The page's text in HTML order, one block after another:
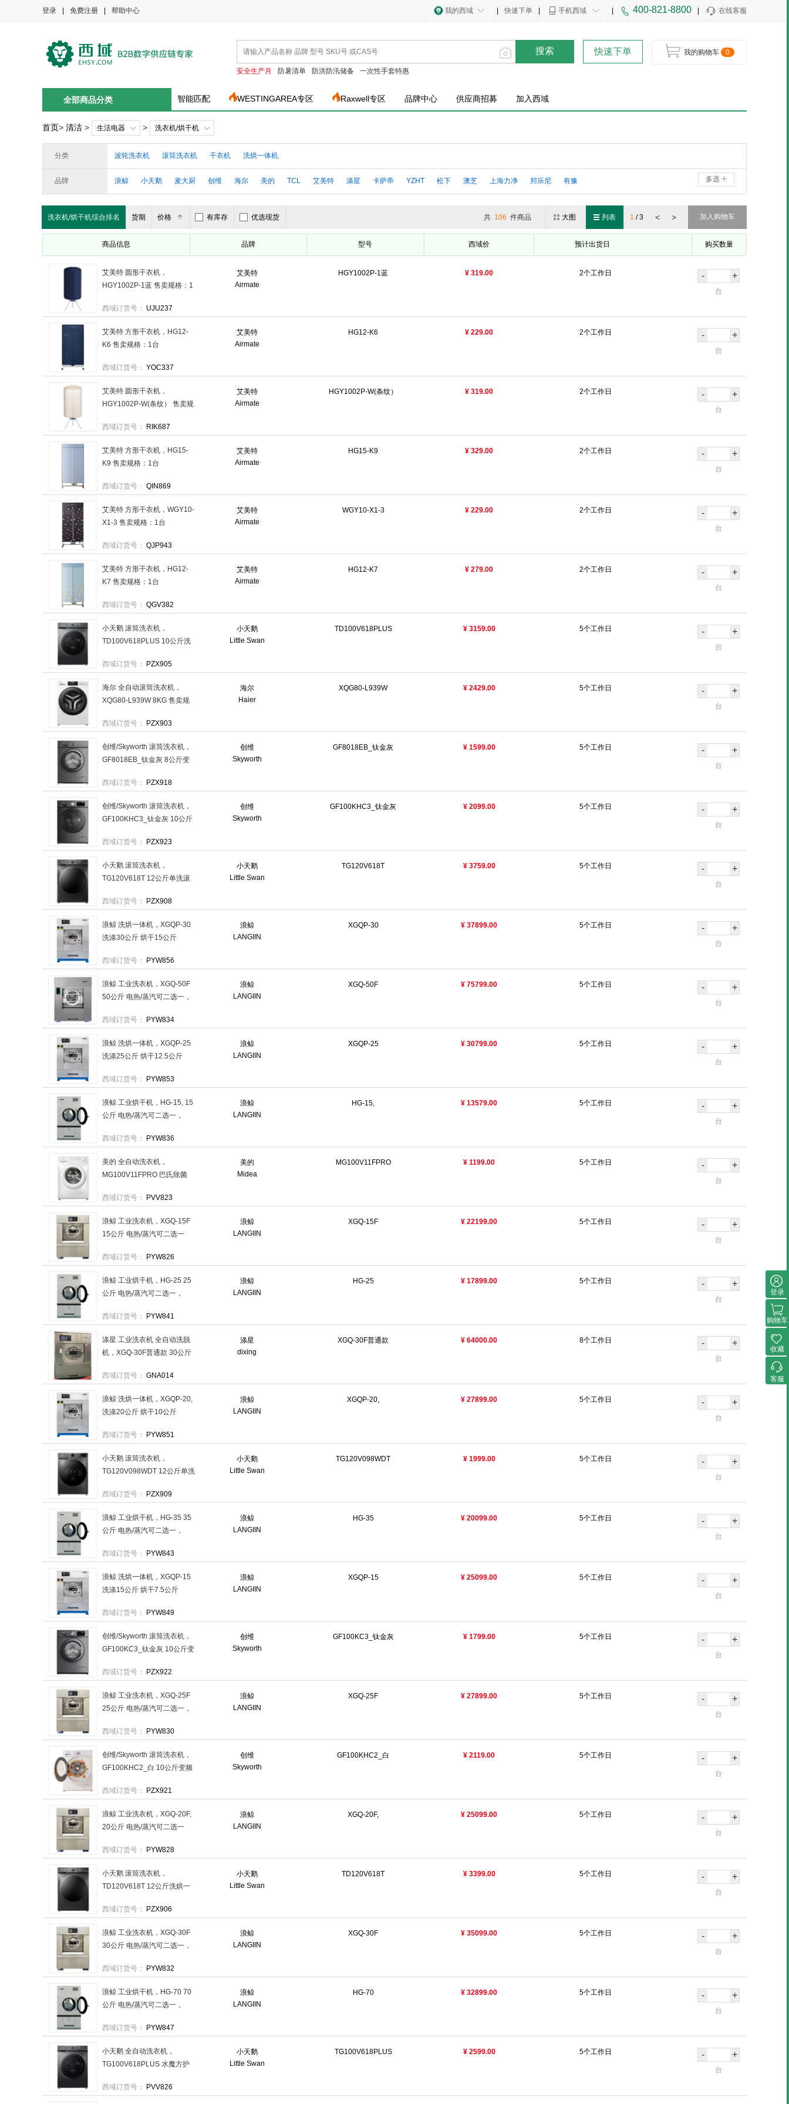
登录 免费注册 帮助中心 在线客服
400-821-8800
手机西域
快速下单
我的西域
搜索
安全生产月 防暑清单 防洪防汛储备 一次性手套特惠
快速下单 我的购物车 0
全部商品分类 智能匹配 WESTINGAREA专区 Raxwell专区 品牌中心 供应商招募 加入西域
首页> 清洁 > 生活电器 > 洗衣机/烘干机
分类 波轮洗衣机 滚筒洗衣机 干衣机 洗烘一体机
品牌 浪鲸 小天鹅 麦大厨 创维 海尔 美的 TCL 艾美特 涤星 卡萨帝 YZHT 松下 澳芝 上海力净 邦乐尼 有豫 多选
洗衣机/烘干机综合排名 货期 价格 有库存 优选现货 加入购物车
< >
1 / 3
大图 列表
共106 件商品
商品信息 品牌 型号 西域价 预计出货日 购买数量
艾美特
Airmate
HGY1002P-1蓝 ¥ 319.00 2个工作日
艾美特 圆形干衣机，
HGY1002P-1蓝 售卖规格：1
西域订货号：
UJU237
- +
台
艾美特
Airmate
HG12-K6 ¥ 229.00 2个工作日
艾美特 方形干衣机，HG12-
K6 售卖规格：1台
西域订货号： YOC337
- +
台
艾美特
Airmate
HGY1002P-W(条纹） ¥ 319.00 2个工作日
艾美特 圆形干衣机，
HGY1002P-W(条纹） 售卖规
西域订货号：
RIK687
- +
台
艾美特
Airmate
HG15-K9 ¥ 329.00 2个工作日
艾美特 方形干衣机，HG15-
K9 售卖规格：1台
西域订货号： QIN869
- +
台
艾美特
Airmate
WGY10-X1-3 ¥ 229.00 2个工作日
艾美特 方形干衣机，WGY10-
X1-3 售卖规格：1台
西域订货号： QJP943
- +
台
艾美特
Airmate
HG12-K7 ¥ 279.00 2个工作日
艾美特 方形干衣机，HG12-
K7 售卖规格：1台
西域订货号： QGV382
- +
台
小天鹅
Little Swan
TD100V618PLUS ¥ 3159.00 5个工作日
小天鹅 滚筒洗衣机，
TD100V618PLUS 10公斤洗
西域订货号：
PZX905
- +
台
海尔
Haier
XQG80-L939W ¥ 2429.00 5个工作日
海尔 全自动滚筒洗衣机，
XQG80-L939W 8KG 售卖规
西域订货号：
PZX903
- +
台
创维
Skyworth
GF8018EB_钛金灰 ¥ 1599.00 5个工作日
创维/Skyworth 滚筒洗衣机，
GF8018EB_钛金灰 8公斤变
西域订货号：
PZX918
- +
台
创维
Skyworth
GF100KHC3_钛金灰 ¥ 2099.00 5个工作日
创维/Skyworth 滚筒洗衣机，
GF100KHC3_钛金灰 10公斤
西域订货号：
PZX923
- +
台
小天鹅
Little Swan
TG120V618T ¥ 3759.00 5个工作日
小天鹅 滚筒洗衣机，
TG120V618T 12公斤单洗滚
西域订货号：
PZX908
- +
台
浪鲸
LANGIIN
XGQP-30 ¥ 37899.00 5个工作日
浪鲸 洗烘一体机，XGQP-30
洗涤30公斤 烘干15公斤
1台
西域订货号： PYW856
- +
台
浪鲸
LANGIIN
XGQ-50F ¥ 75799.00 5个工作日
浪鲸 工业洗衣机，XGQ-50F
50公斤 电热/蒸汽可二选一，
西域订货号：
PYW834
- +
台
浪鲸
LANGIIN
XGQP-25 ¥ 30799.00 5个工作日
浪鲸 洗烘一体机，XGQP-25
洗涤25公斤 烘干12.5公斤
1台
西域订货号： PYW853
- +
台
浪鲸
LANGIIN
HG-15, ¥ 13579.00 5个工作日
浪鲸 工业烘干机，HG-15, 15
公斤 电热/蒸汽可二选一，
西域订货号：
PYW836
- +
台
美的
Midea
MG100V11FPRO ¥ 1199.00 5个工作日
美的 全自动洗衣机，
MG100V11FPRO 巴氏除菌
电机 售卖规格：1台
西域订货号： PVV823
- +
台
浪鲸
LANGIIN
XGQ-15F ¥ 22199.00 5个工作日
浪鲸 工业洗衣机，XGQ-15F
15公斤 电热/蒸汽可二选一
西域订货号：
PYW826
- +
台
浪鲸
LANGIIN
HG-25 ¥ 17899.00 5个工作日
浪鲸 工业烘干机，HG-25 25
公斤 电热/蒸汽可二选一，
西域订货号：
PYW841
- +
台
涤星
dixing
XGQ-30F普通款 ¥ 64000.00 8个工作日
涤星 工业洗衣机 全自动洗脱
机，XGQ-30F普通款 30公斤
西域订货号： GNA014
- +
台
浪鲸
LANGIIN
XGQP-20, ¥ 27899.00 5个工作日
浪鲸 洗烘一体机，XGQP-20,
洗涤20公斤 烘干10公斤
1台
西域订货号： PYW851
- +
台
小天鹅
Little Swan
TG120V098WDT ¥ 1999.00 5个工作日
小天鹅 滚筒洗衣机，
TG120V098WDT 12公斤单洗
西域订货号：
PZX909
- +
台
浪鲸
LANGIIN
HG-35 ¥ 20099.00 5个工作日
浪鲸 工业烘干机，HG-35 35
公斤 电热/蒸汽可二选一，
西域订货号：
PYW843
- +
台
浪鲸
LANGIIN
XGQP-15 ¥ 25099.00 5个工作日
浪鲸 洗烘一体机，XGQP-15
洗涤15公斤 烘干7.5公斤
1台
西域订货号： PYW849
- +
台
创维
Skyworth
GF100KC3_钛金灰 ¥ 1799.00 5个工作日
创维/Skyworth 滚筒洗衣机，
GF100KC3_钛金灰 10公斤变
西域订货号：
PZX922
- +
台
浪鲸
LANGIIN
XGQ-25F ¥ 27899.00 5个工作日
浪鲸 工业洗衣机，XGQ-25F
25公斤 电热/蒸汽可二选一，
西域订货号：
PYW830
- +
台
创维
Skyworth
GF100KHC2_白 ¥ 2119.00 5个工作日
创维/Skyworth 滚筒洗衣机，
GF100KHC2_白 10公斤变频
西域订货号：
PZX921
- +
台
浪鲸
LANGIIN
XGQ-20F, ¥ 25099.00 5个工作日
浪鲸 工业洗衣机，XGQ-20F,
20公斤 电热/蒸汽可二选一
西域订货号：
PYW828
- +
台
小天鹅
Little Swan
TD120V618T ¥ 3399.00 5个工作日
小天鹅 滚筒洗衣机，
TD120V618T 12公斤洗烘一
西域订货号：
PZX906
- +
台
浪鲸
LANGIIN
XGQ-30F ¥ 35099.00 5个工作日
浪鲸 工业洗衣机，XGQ-30F
30公斤 电热/蒸汽可二选一，
西域订货号：
PYW832
- +
台
浪鲸
LANGIIN
HG-70 ¥ 32899.00 5个工作日
浪鲸 工业烘干机，HG-70 70
公斤 电热/蒸汽可二选一，
西域订货号：
PYW847
- +
台
小天鹅
Little Swan
TG100V618PLUS ¥ 2599.00 5个工作日
小天鹅 全自动洗衣机，
TG100V618PLUS 水魔方护
巡航除菌 售卖规格：1台
西域订货号： PVV826
- +
台
登录
购物车
收藏
客服